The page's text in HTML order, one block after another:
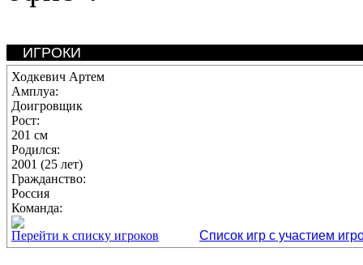
ИГРОКИ
Ходкевич Артем
Амплуа:
Доигровщик
Рост:
201 см
Родился:
2001 (25 лет)
Гражданство:
Россия
Команда:
Перейти к списку игроков
Список игр с участием